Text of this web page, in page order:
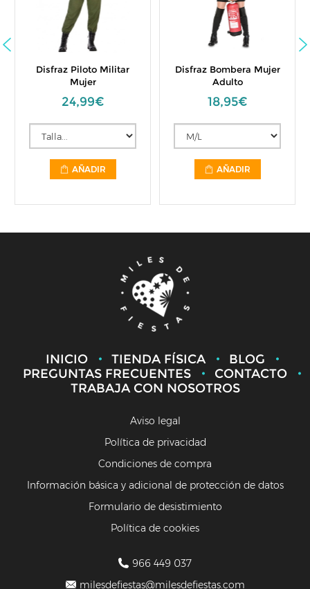
Disfraz Piloto Militar
Mujer
24,99€
AÑADIR
Disfraz Bombera Mujer
Adulto
18,95€
AÑADIR
INICIO TIENDA FÍSICA
BLOG
PREGUNTAS FRECUENTES
CONTACTO
TRABAJA CON NOSOTROS
Aviso legal
Política de privacidad
Condiciones de compra
Información básica y adicional de protección de datos
Formulario de desistimiento
Política de cookies
966 449 037
milesdefiestas@milesdefiestas.com